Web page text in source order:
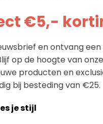
William
€5,-
en ontvang
op de hoogte van
producten en
bij besteding van €25.
je stijl